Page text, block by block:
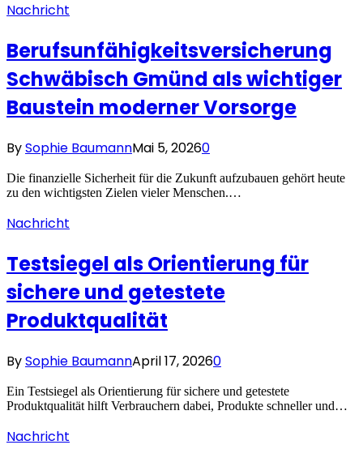
Nachricht
Berufsunfähigkeitsversicherung
Schwäbisch Gmünd als wichtiger
Baustein moderner Vorsorge
BySophie BaumannMai 5, 20260
Die finanzielle Sicherheit für die Zukunft aufzubauen gehört heute
zu den wichtigsten Zielen vieler Menschen.…
Nachricht
Testsiegel als Orientierung für
sichere und getestete
Produktqualität
BySophie BaumannApril 17, 20260
Ein Testsiegel als Orientierung für sichere und getestete
Produktqualität hilft Verbrauchern dabei, Produkte schneller und…
Nachricht